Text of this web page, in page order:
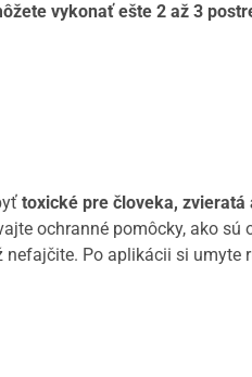
vykonať ešte 2 až 3
toxické pre človeka,
ochranné pomôcky, ako
Po aplikácii si umyte